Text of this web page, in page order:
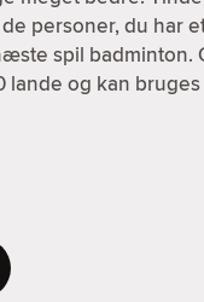
personer, du har
spil
lande og kan